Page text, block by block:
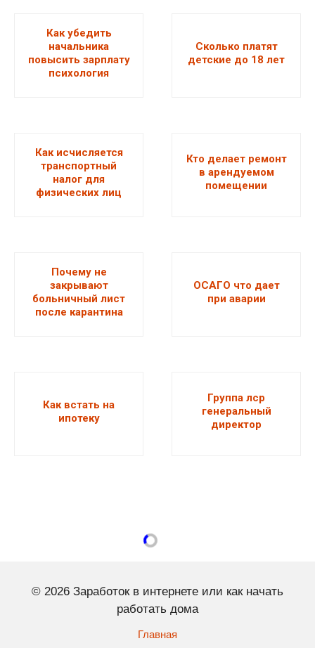
Как убедить
начальника
повысить зарплату
психология
Сколько платят
детские до 18 лет
Как исчисляется
транспортный
налог для
физических лиц
Кто делает ремонт
в арендуемом
помещении
Почему не
закрывают
больничный лист
после карантина
ОСАГО что дает
при аварии
Как встать на
ипотеку
Группа лср
генеральный
директор
© 2026 Заработок в интернете или как начать
работать дома
Главная